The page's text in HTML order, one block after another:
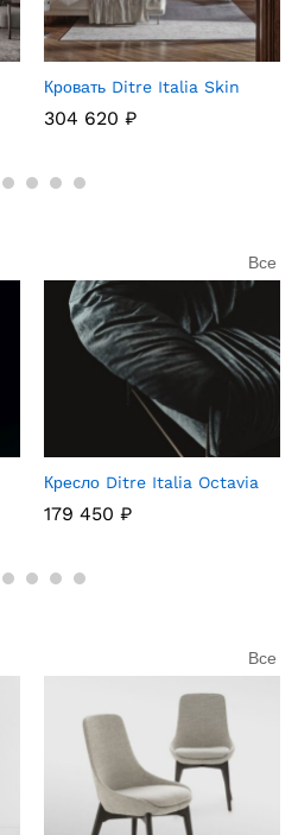
Кровать Ditre Italia Skin
304 620 ₽
Все
Кресло Ditre Italia Octavia
179 450 ₽
Все